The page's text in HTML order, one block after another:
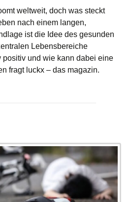
weltweit, doch was steckt
nach einem langen,
ist die Idee des gesunden
Lebensbereiche
positiv und wie kann dabei eine
fragt luckx – das magazin.